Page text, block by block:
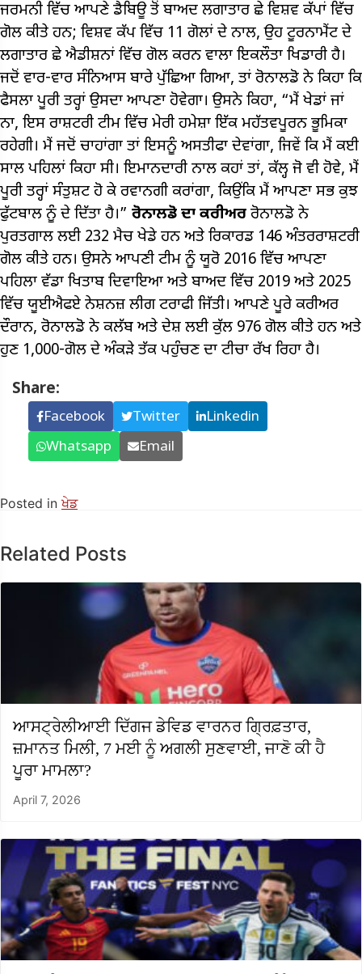
ਜਰਮਨੀ ਵਿੱਚ ਆਪਣੇ ਡੈਬਿਊ ਤੋਂ ਬਾਅਦ ਲਗਾਤਾਰ ਛੇ ਵਿਸ਼ਵ ਕੱਪਾਂ ਵਿੱਚ
ਗੋਲ ਕੀਤੇ ਹਨ; ਵਿਸ਼ਵ ਕੱਪ ਵਿੱਚ 11 ਗੋਲਾਂ ਦੇ ਨਾਲ, ਉਹ ਟੂਰਨਾਮੈਂਟ ਦੇ
ਲਗਾਤਾਰ ਛੇ ਐਡੀਸ਼ਨਾਂ ਵਿੱਚ ਗੋਲ ਕਰਨ ਵਾਲਾ ਇਕਲੌਤਾ ਖਿਡਾਰੀ ਹੈ।
ਜਦੋਂ ਵਾਰ-ਵਾਰ ਸੰਨਿਆਸ ਬਾਰੇ ਪੁੱਛਿਆ ਗਿਆ, ਤਾਂ ਰੋਨਾਲਡੋ ਨੇ ਕਿਹਾ ਕਿ
ਫੈਸਲਾ ਪੂਰੀ ਤਰ੍ਹਾਂ ਉਸਦਾ ਆਪਣਾ ਹੋਵੇਗਾ। ਉਸਨੇ ਕਿਹਾ, “ਮੈਂ ਖੇਡਾਂ ਜਾਂ
ਨਾ, ਇਸ ਰਾਸ਼ਟਰੀ ਟੀਮ ਵਿੱਚ ਮੇਰੀ ਹਮੇਸ਼ਾ ਇੱਕ ਮਹੱਤਵਪੂਰਨ ਭੂਮਿਕਾ
ਰਹੇਗੀ। ਮੈਂ ਜਦੋਂ ਚਾਹਾਂਗਾ ਤਾਂ ਇਸਨੂੰ ਅਸਤੀਫਾ ਦੇਵਾਂਗਾ, ਜਿਵੇਂ ਕਿ ਮੈਂ ਕਈ
ਸਾਲ ਪਹਿਲਾਂ ਕਿਹਾ ਸੀ। ਇਮਾਨਦਾਰੀ ਨਾਲ ਕਹਾਂ ਤਾਂ, ਕੱਲ੍ਹ ਜੋ ਵੀ ਹੋਵੇ, ਮੈਂ
ਪੂਰੀ ਤਰ੍ਹਾਂ ਸੰਤੁਸ਼ਟ ਹੋ ਕੇ ਰਵਾਨਗੀ ਕਰਾਂਗਾ, ਕਿਉਂਕਿ ਮੈਂ ਆਪਣਾ ਸਭ ਕੁਝ
ਫੁੱਟਬਾਲ ਨੂੰ ਦੇ ਦਿੱਤਾ ਹੈ।” ਰੋਨਾਲਡੋ ਦਾ ਕਰੀਅਰ ਰੋਨਾਲਡੋ ਨੇ
ਪੁਰਤਗਾਲ ਲਈ 232 ਮੈਚ ਖੇਡੇ ਹਨ ਅਤੇ ਰਿਕਾਰਡ 146 ਅੰਤਰਰਾਸ਼ਟਰੀ
ਗੋਲ ਕੀਤੇ ਹਨ। ਉਸਨੇ ਆਪਣੀ ਟੀਮ ਨੂੰ ਯੂਰੋ 2016 ਵਿੱਚ ਆਪਣਾ
ਪਹਿਲਾ ਵੱਡਾ ਖਿਤਾਬ ਦਿਵਾਇਆ ਅਤੇ ਬਾਅਦ ਵਿੱਚ 2019 ਅਤੇ 2025
ਵਿੱਚ ਯੂਈਐਫਏ ਨੇਸ਼ਨਜ਼ ਲੀਗ ਟਰਾਫੀ ਜਿੱਤੀ। ਆਪਣੇ ਪੂਰੇ ਕਰੀਅਰ
ਦੌਰਾਨ, ਰੋਨਾਲਡੋ ਨੇ ਕਲੱਬ ਅਤੇ ਦੇਸ਼ ਲਈ ਕੁੱਲ 976 ਗੋਲ ਕੀਤੇ ਹਨ ਅਤੇ
ਹੁਣ 1,000-ਗੋਲ ਦੇ ਅੰਕੜੇ ਤੱਕ ਪਹੁੰਚਣ ਦਾ ਟੀਚਾ ਰੱਖ ਰਿਹਾ ਹੈ।
Share:
Facebook Twitter
Linkedin
Whatsapp
Email
Posted inਖੇਡ
Related Posts
ਆਸਟ੍ਰੇਲੀਆਈ ਦਿੱਗਜ ਡੇਵਿਡ ਵਾਰਨਰ ਗ੍ਰਿਫ਼ਤਾਰ,
ਜ਼ਮਾਨਤ ਮਿਲੀ, 7 ਮਈ ਨੂੰ ਅਗਲੀ ਸੁਣਵਾਈ, ਜਾਣੋ ਕੀ ਹੈ
ਪੂਰਾ ਮਾਮਲਾ?
April 7, 2026